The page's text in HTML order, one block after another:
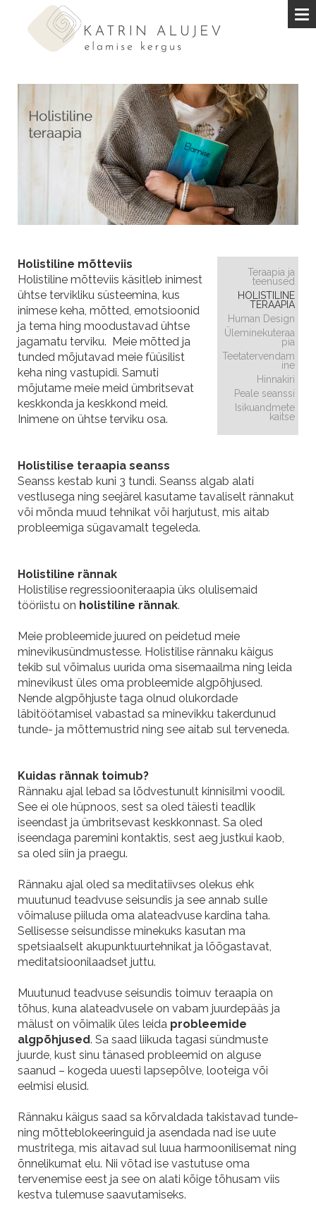
Teraapia ja
teenused
HOLISTILINE
TERAAPIA
Human Design
Üleminekuteraa
pia
Teetatervendam
ine
Hinnakiri
Peale seanssi
Isikuandmete
kaitse
Holistiline mõtteviis
Holistiline mõtteviis käsitleb inimest
ühtse tervikliku süsteemina, kus
inimese keha, mõtted, emotsioonid
ja tema hing moodustavad ühtse
jagamatu terviku. Meie mõtted ja
tunded mõjutavad meie füüsilist
keha ning vastupidi. Samuti
mõjutame meie meid ümbritsevat
keskkonda ja keskkond meid.
Inimene on ühtse terviku osa.
Holistilise teraapia seanss
Seanss kestab kuni 3 tundi. Seanss algab alati
vestlusega ning seejärel kasutame tavaliselt rännakut
või mõnda muud tehnikat või harjutust, mis aitab
probleemiga sügavamalt tegeleda.
Holistiline rännak
Holistilise regressiooniteraapia üks olulisemaid
tööriistu on holistiline rännak.
Meie probleemide juured on peidetud meie
minevikusündmustesse. Holistilise rännaku käigus
tekib sul võimalus uurida oma sisemaailma ning leida
minevikust üles oma probleemide algpõhjused.
Nende algpõhjuste taga olnud olukordade
läbitöötamisel vabastad sa minevikku takerdunud
tunde- ja mõttemustrid ning see aitab sul terveneda.
Kuidas rännak toimub?
Rännaku ajal lebad sa lõdvestunult kinnisilmi voodil.
See ei ole hüpnoos, sest sa oled täiesti teadlik
iseendast ja ümbritsevast keskkonnast. Sa oled
iseendaga paremini kontaktis, sest aeg justkui kaob,
sa oled siin ja praegu.
Rännaku ajal oled sa meditatiivses olekus ehk
muutunud teadvuse seisundis ja see annab sulle
võimaluse piiluda oma alateadvuse kardina taha.
Sellisesse seisundisse minekuks kasutan ma
spetsiaalselt akupunktuurtehnikat ja lõõgastavat,
meditatsioonilaadset juttu.
Muutunud teadvuse seisundis toimuv teraapia on
tõhus, kuna alateadvusele on vabam juurdepääs ja
mälust on võimalik üles leida probleemide
algpõhjused. Sa saad liikuda tagasi sündmuste
juurde, kust sinu tänased probleemid on alguse
saanud – kogeda uuesti lapsepõlve, looteiga või
eelmisi elusid.
Rännaku käigus saad sa kõrvaldada takistavad tunde-
ning mõtteblokeeringuid ja asendada nad ise uute
mustritega, mis aitavad sul luua harmoonilisemat ning
õnnelikumat elu. Nii võtad ise vastutuse oma
tervenemise eest ja see on alati kõige tõhusam viis
kestva tulemuse saavutamiseks.